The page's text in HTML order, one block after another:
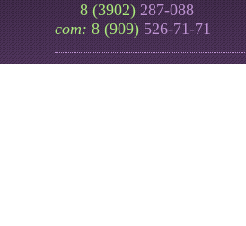
8 (3902) 287-088
сот: 8 (909) 526-71-71